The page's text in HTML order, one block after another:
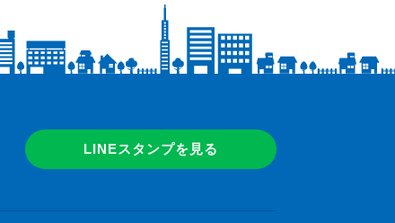
LINEスタンプを見る